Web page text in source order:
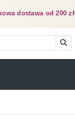
dostawa od 200 zł